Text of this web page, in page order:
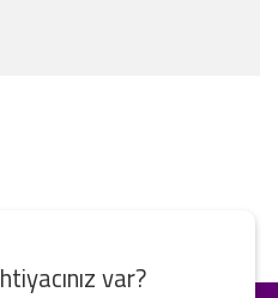
var?